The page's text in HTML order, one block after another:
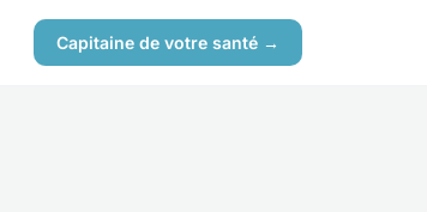
Capitaine de votre santé →